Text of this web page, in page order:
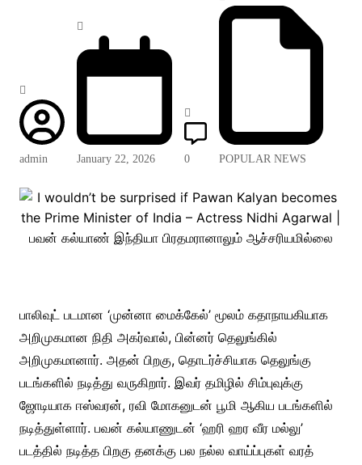
admin January 22, 2026 0 POPULAR NEWS
பாலிவுட் படமான ‘முன்னா மைக்கேல்’ மூலம் கதாநாயகியாக
அறிமுகமான நிதி அகர்வால், பின்னர் தெலுங்கில்
அறிமுகமானார். அதன் பிறகு, தொடர்ச்சியாக தெலுங்கு
படங்களில் நடித்து வருகிறார். இவர் தமிழில் சிம்புவுக்கு
ஜோடியாக ஈஸ்வரன், ரவி மோகனுடன் பூமி ஆகிய படங்களில்
நடித்துள்ளார். பவன் கல்யாணுடன் ‘ஹரி ஹர வீர மல்லு’
படத்தில் நடித்த பிறகு தனக்கு பல நல்ல வாய்ப்புகள் வரத்